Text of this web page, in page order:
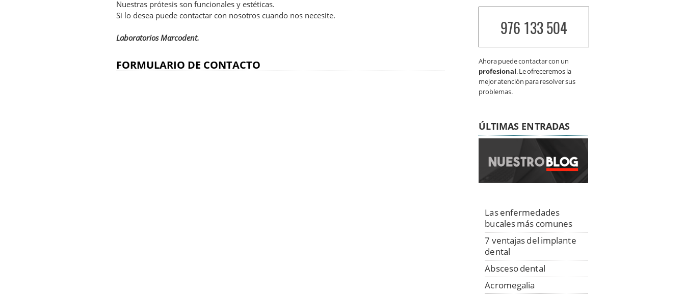
Nuestras prótesis son funcionales y estéticas.
Si lo desea puede contactar con nosotros cuando nos necesite.
Laboratorios Marcodent.
FORMULARIO DE CONTACTO
976 133 504
Ahora puede contactar con un
profesional. Le ofreceremos la
mejor atención para resolver sus
problemas.
ÚLTIMAS ENTRADAS
Las enfermedades
bucales más comunes
7 ventajas del implante
dental
Absceso dental
Acromegalia